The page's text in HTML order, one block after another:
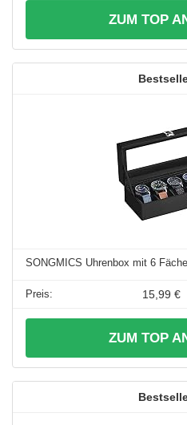
ZUM TOP
SONGMICS Uhrenbox mit 6
15,99 €
ZUM TOP